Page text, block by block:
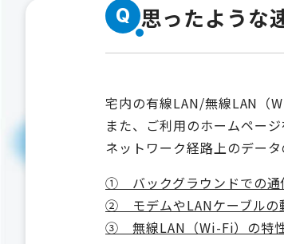
Q 思ったような
宅内の有線LAN/無線LAN（
また、ご利用のホームペー
ネットワーク経路上のデー
① バックグラウンドでの通
② モデムやLANケーブルの
③ 無線LAN（Wi-Fi）の特